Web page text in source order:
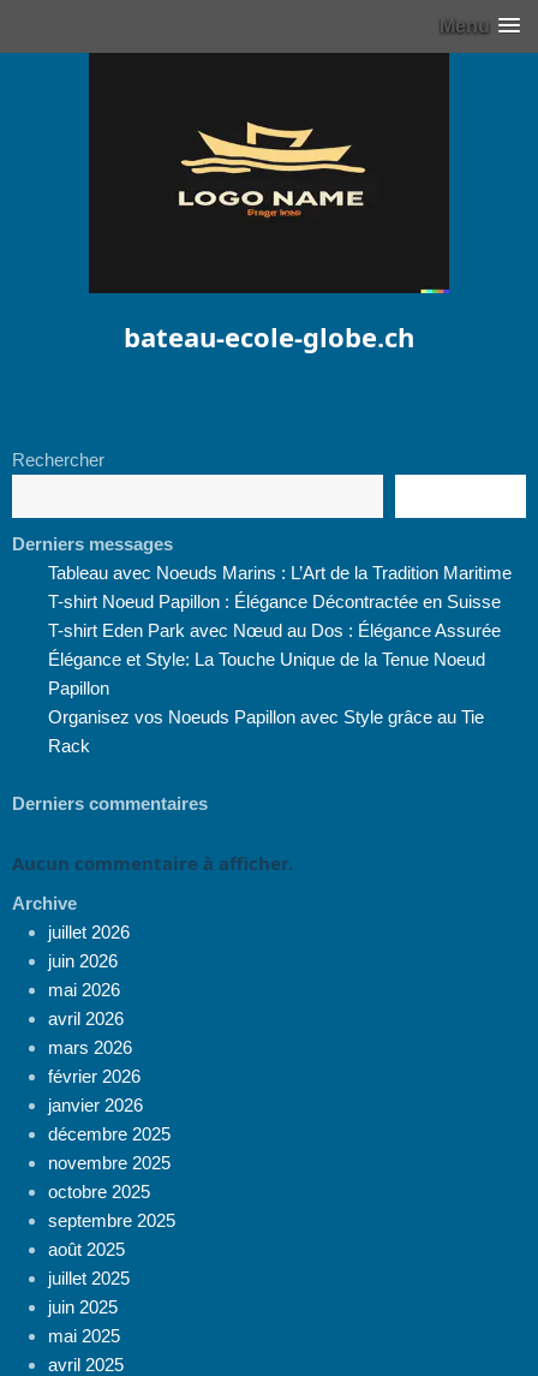
Menu
bateau-ecole-globe.ch
Rechercher
Derniers messages
Tableau avec Noeuds Marins : L’Art de la Tradition Maritime
T-shirt Noeud Papillon : Élégance Décontractée en Suisse
T-shirt Eden Park avec Nœud au Dos : Élégance Assurée
Élégance et Style: La Touche Unique de la Tenue Noeud
Papillon
Organisez vos Noeuds Papillon avec Style grâce au Tie
Rack
Derniers commentaires
Aucun commentaire à afficher.
Archive
juillet 2026
juin 2026
mai 2026
avril 2026
mars 2026
février 2026
janvier 2026
décembre 2025
novembre 2025
octobre 2025
septembre 2025
août 2025
juillet 2025
juin 2025
mai 2025
avril 2025